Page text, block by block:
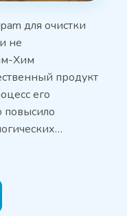
для очистки
не
Хим
продукт
его
повысило